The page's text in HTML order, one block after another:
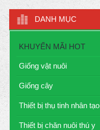
DANH MỤC
KHUYẾN MÃI HOT
Giống vật nuôi
Giống cây
Thiết bị thụ tinh nhân tạo
Thiết bị chăn nuôi thú y